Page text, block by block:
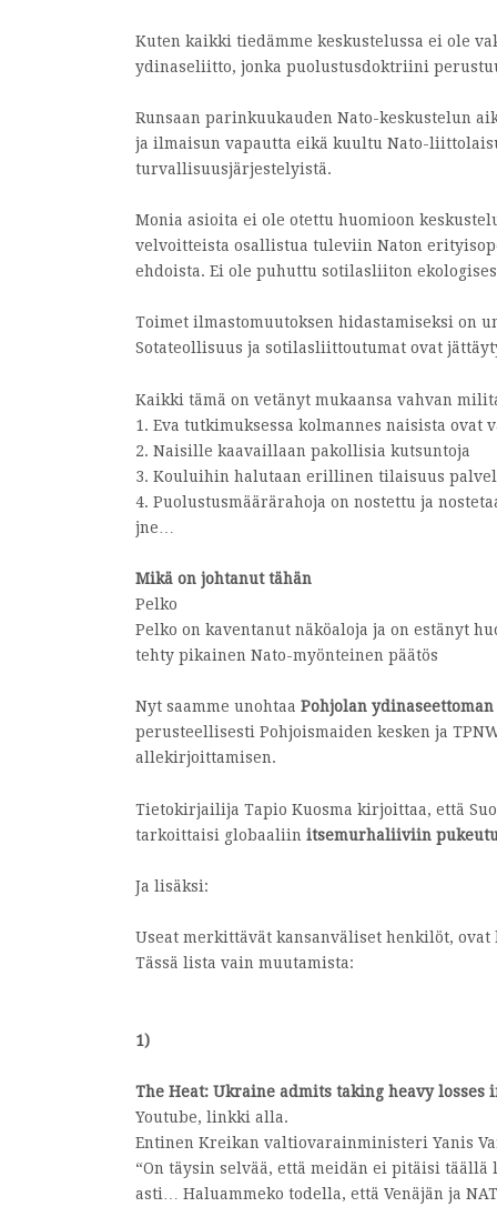
Kuten kaikki tiedämme keskustelussa ei ole
ydinaseliitto, jonka puolustusdoktriini
Runsaan parinkuukauden Nato-keskustelun
ja ilmaisun vapautta eikä kuultu Nato-
turvallisuusjärjestelyistä.
Monia asioita ei ole otettu huomioon
velvoitteista osallistua tuleviin Naton
ehdoista. Ei ole puhuttu sotilasliiton
Toimet ilmastomuutoksen hidastamiseksi on
Sotateollisuus ja sotilasliittoutumat ovat
Kaikki tämä on vetänyt mukaansa vahvan
1. Eva tutkimuksessa kolmannes naisista
2. Naisille kaavaillaan pakollisia kutsuntoja
3. Kouluihin halutaan erillinen tilaisuus
4. Puolustusmäärärahoja on nostettu ja
jne…
Mikä on johtanut tähän
Pelko
Pelko on kaventanut näköaloja ja on estänyt
tehty pikainen Nato-myönteinen päätös
Nyt saamme unohtaa Pohjolan
perusteellisesti Pohjoismaiden kesken ja
allekirjoittamisen.
Tietokirjailija Tapio Kuosma kirjoittaa, että
tarkoittaisi globaaliin itsemurhaliiviin
Ja lisäksi:
Useat merkittävät kansanväliset henkilöt,
Tässä lista vain muutamista:
1)
The Heat: Ukraine admits taking heavy losses
Youtube, linkki alla.
Entinen Kreikan valtiovarainministeri Yanis
“On täysin selvää, että meidän ei pitäisi täällä
asti… Haluammeko todella, että Venäjän ja